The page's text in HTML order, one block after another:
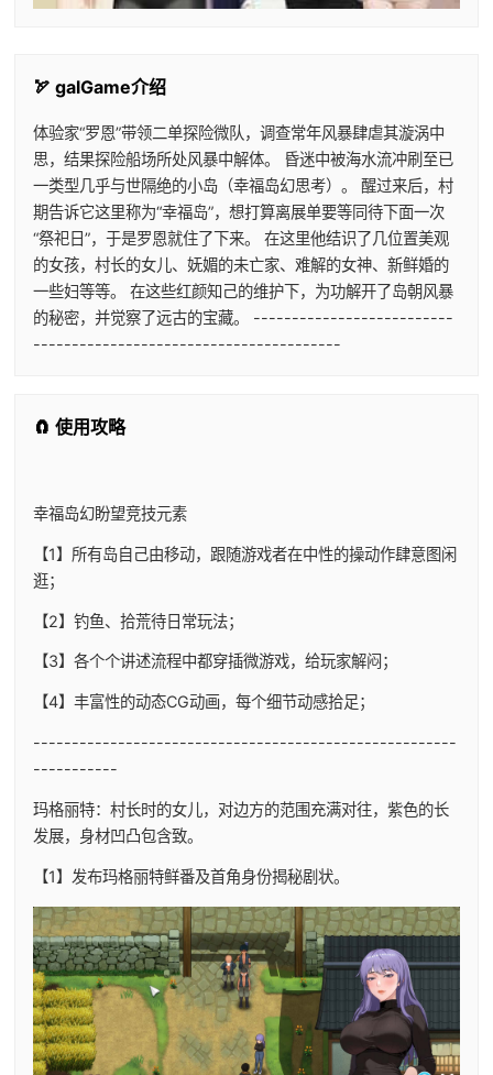
🏹 galGame介绍
体验家“罗恩”带领二单探险微队，调查常年风暴肆虐其漩涡中
思，结果探险船场所处风暴中解体。 昏迷中被海水流冲刷至已
一类型几乎与世隔绝的小岛（幸福岛幻思考）。 醒过来后，村
期告诉它这里称为“幸福岛”，想打算离展单要等同待下面一次
“祭祀日”，于是罗恩就住了下来。 在这里他结识了几位置美观
的女孩，村长的女儿、妩媚的未亡家、难解的女神、新鲜婚的
一些妇等等。 在这些红颜知己的维护下，为功解开了岛朝风暴
的秘密，并觉察了远古的宝藏。 --------------------------
----------------------------------------
🧲 使用攻略
幸福岛幻盼望竞技元素
【1】所有岛自己由移动，跟随游戏者在中性的操动作肆意图闲
逛；
【2】钓鱼、拾荒待日常玩法；
【3】各个个讲述流程中都穿插微游戏，给玩家解闷；
【4】丰富性的动态CG动画，每个细节动感拾足；
-------------------------------------------------------
-----------
玛格丽特：村长时的女儿，对边方的范围充满对往，紫色的长
发展，身材凹凸包含致。
【1】发布玛格丽特鲜番及首角身份揭秘剧状。